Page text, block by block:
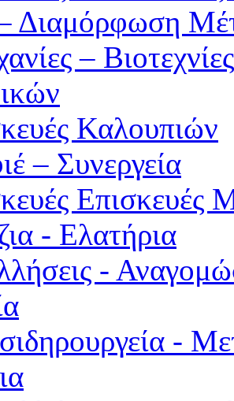
Διαμόρφωση
–
Καλουπιών
– Συνεργεία
Επισκευές
- Ελατήρια
-
-